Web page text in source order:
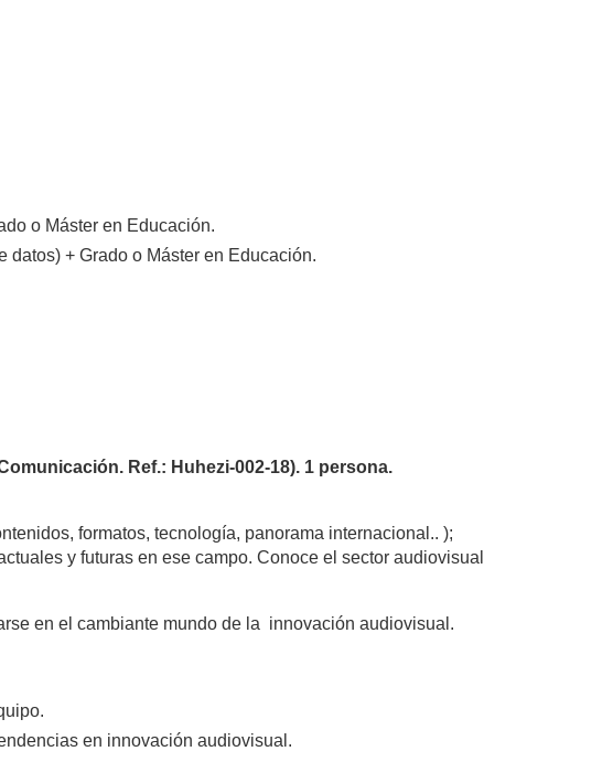
o Máster en Educación.
+ Grado o Máster en Educación.
Ref.: Huhezi-002-18). 1 persona.
formatos, tecnología, panorama internacional.. );
y futuras en ese campo. Conoce el sector audiovisual
en el cambiante mundo de la innovación audiovisual.
en innovación audiovisual.